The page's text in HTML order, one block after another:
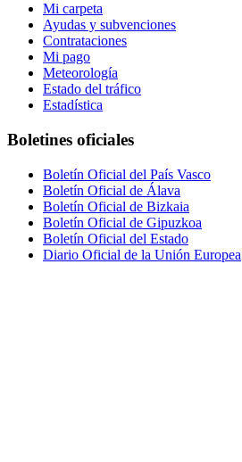
Mi carpeta
Ayudas y subvenciones
Contrataciones
Mi pago
Meteorología
Estado del tráfico
Estadística
Boletines oficiales
Boletín Oficial del País Vasco
Boletín Oficial de Álava
Boletín Oficial de Bizkaia
Boletín Oficial de Gipuzkoa
Boletín Oficial del Estado
Diario Oficial de la Unión Europea